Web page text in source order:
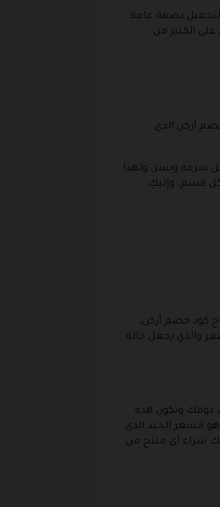
بصفة عامة
الكثير من
أركن الذي
سرعة ويسر، ولهذا
كل قسم، وإليكِ
كود خصم أركن،
والذي يجعل حالة
ذوقك وتكون هذه
هو السعر الجيد الذي
شراء أى منتج من